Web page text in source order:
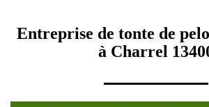
Entreprise de tonte de
à Charrel